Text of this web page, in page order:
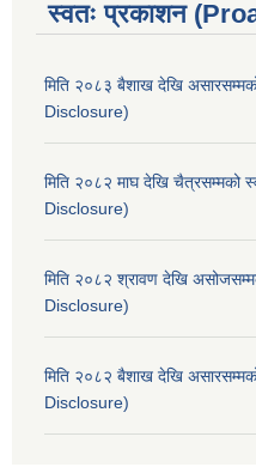
स्वतः प्रकाशन
मिति २०८३ बैशाख देखि
Disclosure)
मिति २०८२ माघ देखि चैत्रसम्मको
Disclosure)
मिति २०८२ श्रावण देखि
Disclosure)
मिति २०८२ बैशाख देखि
Disclosure)